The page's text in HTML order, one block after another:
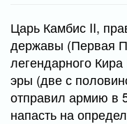
Царь Камбис II,
державы (Первая
легендарного
эры (две с
отправил армию в
напасть на